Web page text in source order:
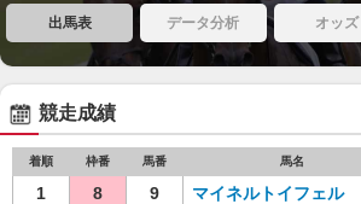
出馬表 データ分析 オッズ
競走成績
着順 枠番 馬番 馬名
1 8 9 マイネルトイフェル